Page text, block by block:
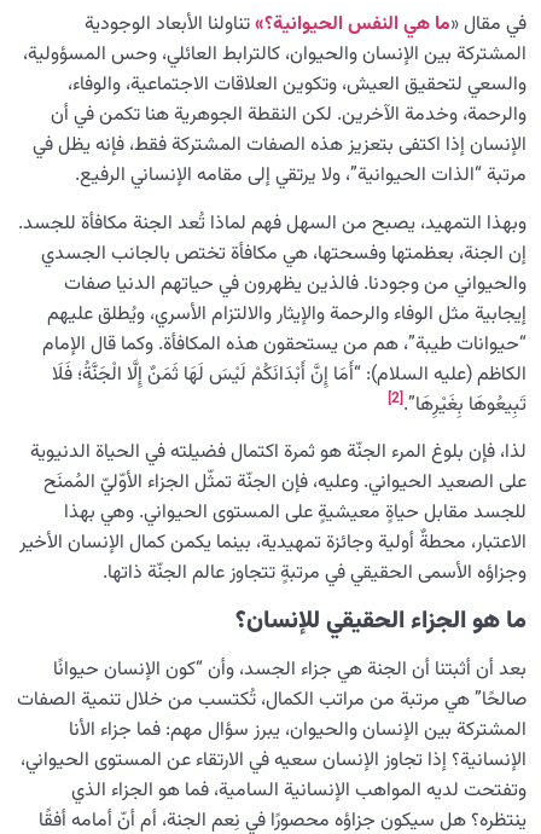
ما هي جهنم وكيف يؤدي عدم توافقنا مع الجنة إلى خلق
جهنم؟
أصالة الجنة ودورها في فهم طبيعة الجحيم ومكانتها
كل نفس بما كسبت رهينة؛ كيف تصنع الأعمال الجنة والنار؟
مفهوم الأسر في جحيم النفس؛ تشخيصه وتخطيه
ما هي أنواع جهنم ولماذا يفيدنا الاطلاع على مراتبها المختلفة؟
الجنة والنار في متناول اليد: كيف تُشكّل خياراتنا اليومية
سعادتنا الأبدية أو المعاناة فيها؟
الجنّة والنار في حياتنا اليومية؛ كلُّ اختيارٍ خطوةٌ نحو مصير
النظرة الأبدية والاستعداد للآخرة 0/14
من الخيال إلى سلامة القلب 0/31
الإنسان محور الخلق
رؤية عالم الغيب 0/9
في مقال «ما هي النفس الحيوانية؟»تناولنا الأبعاد الوجودية
المشتركة بين الإنسان والحيوان، كالترابط العائلي، وحس المسؤولية،
والسعي لتحقيق العيش، وتكوين العلاقات الاجتماعية، والوفاء،
والرحمة، وخدمة الآخرين. لكن النقطة الجوهرية هنا تكمن في أن
الإنسان إذا اكتفى بتعزيز هذه الصفات المشتركة فقط، فإنه يظل في
مرتبة “الذات الحيوانية”، ولا يرتقي إلى مقامه الإنساني الرفيع.
وبهذا التمهيد، يصبح من السهل فهم لماذا تُعد الجنة مكافأة للجسد.
إن الجنة، بعظمتها وفسحتها، هي مكافأة تختص بالجانب الجسدي
والحيواني من وجودنا. فالذين يظهرون في حياتهم الدنيا صفات
إيجابية مثل الوفاء والرحمة والإيثار والالتزام الأسري، ويُطلق عليهم
“حيوانات طيبة”، هم من يستحقون هذه المكافأة. وكما قال الإمام
الكاظم (عليه السلام): “أَمَا إِنَّ أَبْدَانَكُمْ لَيْسَ لَهَا ثَمَنٌ إِلَّا الْجَنَّةُ؛ فَلَا
تَبِيعُوهَا بِغَيْرِهَا”.[2]
لذا، فإن بلوغ المرء الجنّة هو ثمرة اكتمال فضيلته في الحياة الدنيوية
على الصعيد الحيواني. وعليه، فإن الجنّة تمثّل الجزاء الأوّليّ المُمنَح
للجسد مقابل حياةٍ معيشيةٍ على المستوى الحيواني. وهي بهذا
الاعتبار، محطةٌ أولية وجائزة تمهيدية، بينما يكمن كمال الإنسان الأخير
وجزاؤه الأسمى الحقيقي في مرتبةٍ تتجاوز عالم الجنّة ذاتها.
ما هو الجزاء الحقيقي للإنسان؟
بعد أن أثبتنا أن الجنة هي جزاء الجسد، وأن “كون الإنسان حيوانًا
صالحًا” هي مرتبة من مراتب الكمال، تُكتسب من خلال تنمية الصفات
المشتركة بين الإنسان والحيوان، يبرز سؤال مهم: فما جزاء الأنا
الإنسانية؟ إذا تجاوز الإنسان سعيه في الارتقاء عن المستوى الحيواني،
وتفتحت لديه المواهب الإنسانية السامية، فما هو الجزاء الذي
ينتظره؟ هل سيكون جزاؤه محصورًا في نِعم الجنة، أم أنّ أمامه أفقًا